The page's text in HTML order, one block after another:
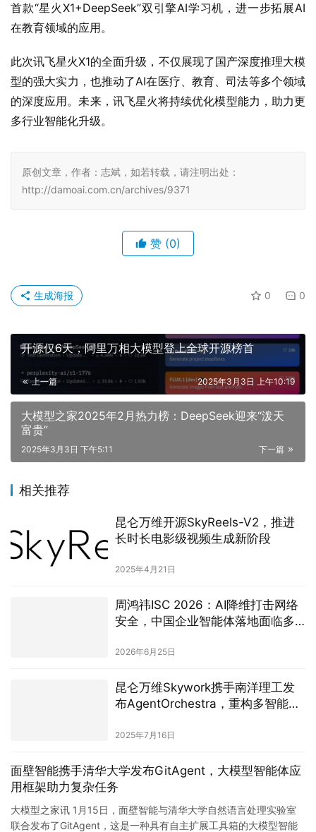
首款“星火X1+DeepSeek”双引擎AI学习机，进一步拓展AI
在教育领域的应用。
此次讯飞星火X1的全面升级，不仅展现了国产深度推理大模
型的强大实力，也推动了AI在医疗、教育、司法等多个领域
的深度应用。未来，讯飞星火将持续优化模型能力，助力更
多行业智能化升级。
原创文章，作者：志斌，如若转载，请注明出处：
http://damoai.com.cn/archives/9371
赞 (0)
0 0
生成海报
开源仅6天，阿里万相大模型登上全球开源榜首
上一篇 2025年3月3日 上午10:19
大模型之家2025年2月热力榜：DeepSeek迎来“泼天
富贵”
下一篇
2025年3月3日 下午5:11
相关推荐
昆仑万维开源SkyReels-V2，推进
长时长电影级视频生成新阶段
2025年4月21日
周鸿祎ISC 2026：AI降维打击网络
安全，中国企业智能体落地面临多
2026年6月25日
昆仑万维Skywork携手南洋理工发
布AgentOrchestra，重构多智能体
2025年7月16日
面壁智能携手清华大学发布GitAgent，大模型智能体应
用框架助力复杂任务
大模型之家讯 1月15日，面壁智能与清华大学自然语言处理实验室
联合发布了GitAgent，这是一种具有自主扩展工具箱的大模型智能